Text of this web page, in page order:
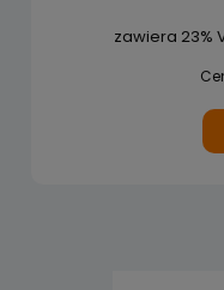
zawiera 23%